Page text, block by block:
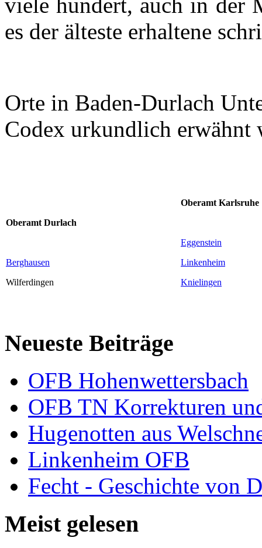
es der älteste erhaltene
Orte in Baden-Durlach
Codex urkundlich erwähnt
Oberamt Durlach
Berghausen
Wilferdingen
Oberamt Karlsruhe
Eggenstein
Linkenheim
Knielingen
Neueste Beiträge
OFB Hohenwettersbach
OFB TN Korrekturen
Hugenotten aus
Linkenheim OFB
Fecht - Geschichte von
Meist gelesen